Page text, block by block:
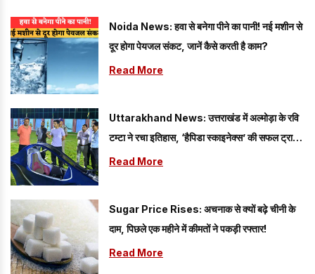
Noida News: हवा से बनेगा पीने का पानी! नई मशीन से
दूर होगा पेयजल संकट, जानें कैसे करती है काम?
Read More
Uttarakhand News: उत्तराखंड में अल्मोड़ा के रवि
टम्टा ने रचा इतिहास, ‘हैपिडा स्काइनेक्स’ की सफल ट्रायल
उड़ान
Read More
Sugar Price Rises: अचनाक से क्यों बढ़े चीनी के
दाम, पिछले एक महीने में कीमतों ने पकड़ी रफ्तार!
Read More